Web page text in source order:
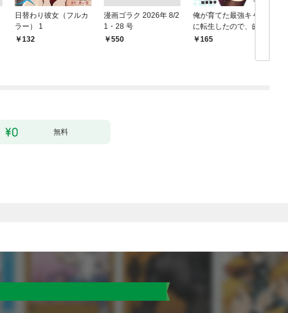
日替わり彼女（フルカ
ラー） 1
132
漫画ゴラク 2026年 8/2
1・28 号
￥550
俺が育てた最強キャラ
に転生したので、歯向
かうヤツはすべてぶん
165
無料